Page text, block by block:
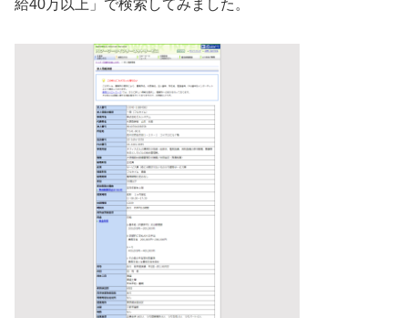
給40万以上」で検索してみました。